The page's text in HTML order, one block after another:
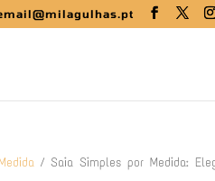
/ Saia Simples por Medida: